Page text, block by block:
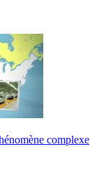
complexe